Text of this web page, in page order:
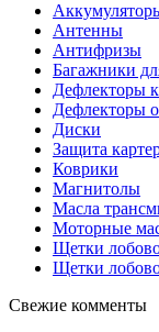
Антенны
Антифризы
Багажники
Дефлекторы
Дефлекторы
Диски
Защита
Коврики
Магнитолы
Масла
Моторные
Щетки
Щетки
Свежие комменты